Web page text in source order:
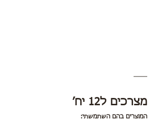
מצרכים ל12 יח׳
המוצרים בהם השתמשתי: